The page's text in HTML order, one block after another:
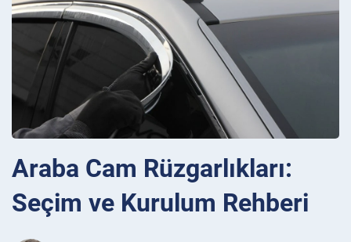
Araba Cam Rüzgarlıkları:
Seçim ve Kurulum Rehberi